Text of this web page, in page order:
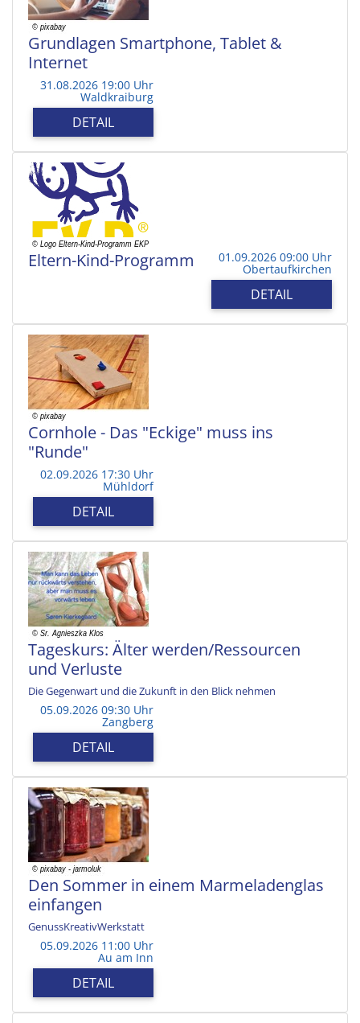
Grundlagen Smartphone, Tablet &
Internet
31.08.2026 19:00 Uhr
Waldkraiburg
DETAIL
Eltern-Kind-Programm 01.09.2026 09:00 Uhr
Obertaufkirchen
DETAIL
Cornhole - Das "Eckige" muss ins
"Runde"
02.09.2026 17:30 Uhr
Mühldorf
DETAIL
Tageskurs: Älter werden/Ressourcen
und Verluste
Die Gegenwart und die Zukunft in den Blick nehmen
05.09.2026 09:30 Uhr
Zangberg
DETAIL
Den Sommer in einem Marmeladenglas
einfangen
GenussKreativWerkstatt
05.09.2026 11:00 Uhr
Au am Inn
DETAIL